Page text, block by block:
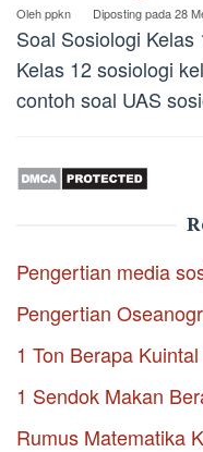
Olehppkn Diposting pada28
Soal Sosiologi
Kelas 12 sosiologi
contoh soal UAS
Pengertian media
Pengertian
1 Ton Berapa
1 Sendok Makan
Rumus Matematika